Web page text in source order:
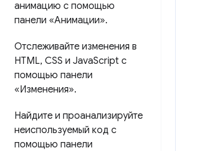
анимацию с помощью
панели «Анимации».
Отслеживайте изменения в
HTML, CSS и JavaScript с
помощью панели
«Изменения».
Найдите и проанализируйте
неиспользуемый код с
помощью панели